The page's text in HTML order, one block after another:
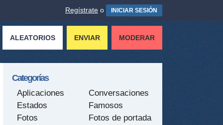
Regístrate o INICIAR SESIÓN
ALEATORIOS ENVIAR MODERAR
Categorías
Aplicaciones
Conversaciones
Estados
Famosos
Fotos
Fotos de portada